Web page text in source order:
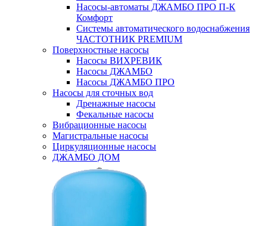
Насосы-автоматы ДЖАМБО ПРО П-К
Комфорт
Системы автоматического водоснабжения
ЧАСТОТНИК PREMIUM
Поверхностные насосы
Насосы ВИХРЕВИК
Насосы ДЖАМБО
Насосы ДЖАМБО ПРО
Насосы для сточных вод
Дренажные насосы
Фекальные насосы
Вибрационные насосы
Магистральные насосы
Циркуляционные насосы
ДЖАМБО ДОМ